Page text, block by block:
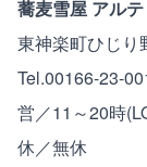
蕎麦雪屋 アル
東神楽町ひじり
Tel.00166-23-
営／11～20時
休／無休